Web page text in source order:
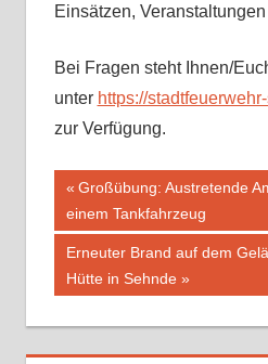
Einsätzen,
Bei Fragen steht Ihnen/
unter https://
zur Verfügung.
Vorheriger
Beitrag:
Großübung: Austretende
einem Tankfahrzeug
Nächster
Beitrag:
Erneuter Brand auf dem
Hütte in Sehnde